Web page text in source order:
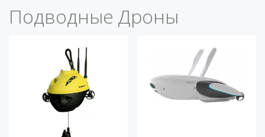
Подводные Дроны